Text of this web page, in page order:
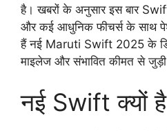
है। खबरों के अनुसार इस बार
और कई आधुनिक फीचर्स के साथ
हैं नई Maruti Swift 2025 के
माइलेज और संभावित कीमत से जुड़ी
नई Swift क्यों